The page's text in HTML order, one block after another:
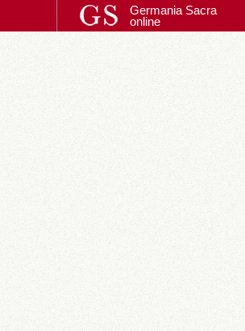
Germania Sacra
online